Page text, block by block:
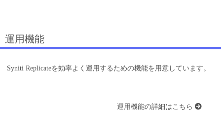
運用機能
Syniti Replicateを効率よく運用するための機能を用意しています。
運用機能の詳細はこちら